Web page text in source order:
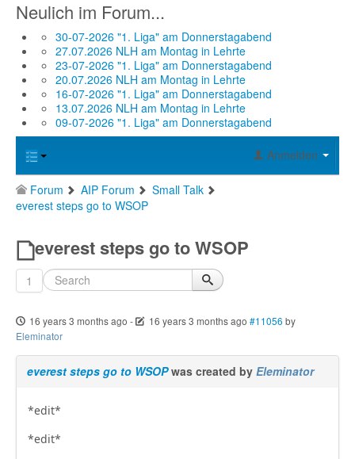
Neulich im Forum...
30-07-2026 "1. Liga" am Donnerstagabend
27.07.2026 NLH am Montag in Lehrte
23-07-2026 "1. Liga" am Donnerstagabend
20.07.2026 NLH am Montag in Lehrte
16-07-2026 "1. Liga" am Donnerstagabend
13.07.2026 NLH am Montag in Lehrte
09-07-2026 "1. Liga" am Donnerstagabend
Anmelden
Forum AIP Forum
Small Talk
everest steps go to WSOP
everest steps go to WSOP
1
16 years 3 months ago - 16 years 3 months ago #11056 by
Eleminator
everest steps go to WSOPwas created by Eleminator
*edit*
*edit*